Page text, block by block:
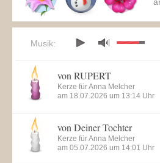
Musik:
von RUPERT
Kerze für Anna Melcher
am 18.07.2026 um 13:14 Uhr
von Deiner Tochter
Kerze für Anna Melcher
am 05.07.2026 um 14:01 Uhr